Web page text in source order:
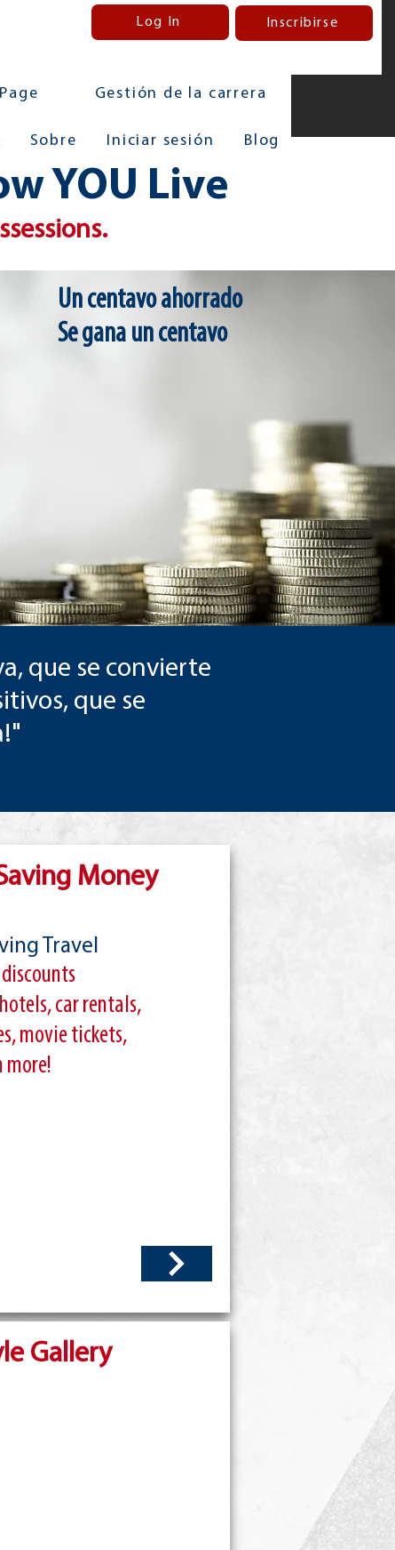
Log In Inscribirse
Gestión de la carrera
Sobre Iniciar sesión Blog
YOU Live
Un centavo ahorrado
Se gana un centavo
que se convierte
que se
Money
Travel
car rentals,
movie tickets,
more!
Gallery